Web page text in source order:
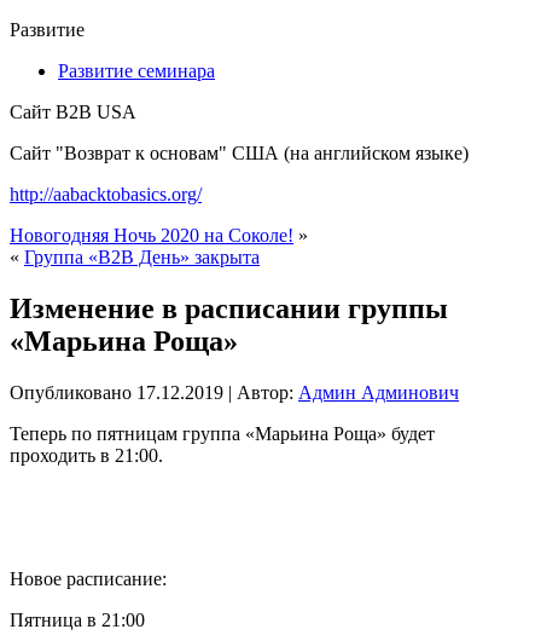
Развитие
Развитие семинара
Сайт B2B USA
Сайт "Возврат к основам" США (на английском языке)
http://aabacktobasics.org/
Новогодняя Ночь 2020 на Соколе! »
« Группа «B2B День» закрыта
Изменение в расписании группы
«Марьина Роща»
Опубликовано 17.12.2019 | Автор: Админ Админович
Теперь по пятницам группа «Марьина Роща» будет
проходить в 21:00.
Новое расписание:
Пятница в 21:00